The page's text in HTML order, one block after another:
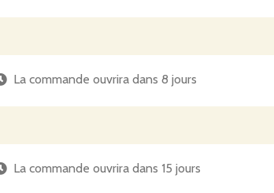
La commande ouvrira dans 8 jours
La commande ouvrira dans 15 jours